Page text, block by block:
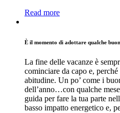
Read more
È il momento di adottare qualche
La fine delle vacanze è
cominciare da capo e,
abitudine. Un po’ come i
dell’anno…con qualche
guida per fare la tua parte
basso impatto energetico e,